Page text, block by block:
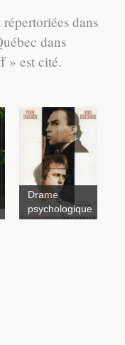
dans
dans
» est cité.
Drame
psychologique